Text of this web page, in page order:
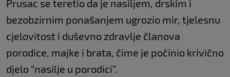
Prusac se teretio da je nasiljem, drskim i
bezobzirnim ponašanjem ugrozio mir, tjelesnu
cjelovitost i duševno zdravlje članova
porodice, majke i brata, čime je počinio krivično
djelo “nasilje u porodici”.